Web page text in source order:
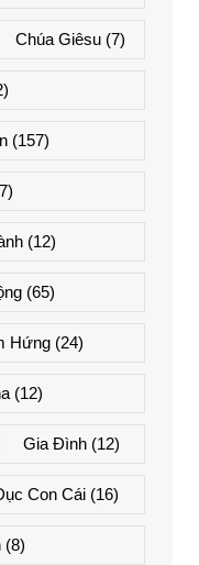
Chúa Giêsu(7)
(157)
(12)
(65)
Hứng(24)
(12)
Gia Đình (12)
Con Cái(16)
(8)